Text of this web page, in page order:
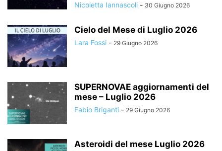
Nicoletta Iannascoli - 30 Giugno 2026
Cielo del Mese di Luglio 2026
Lara Fossi - 29 Giugno 2026
SUPERNOVAE aggiornamenti del
mese – Luglio 2026
Fabio Briganti - 29 Giugno 2026
Asteroidi del mese Luglio 2026